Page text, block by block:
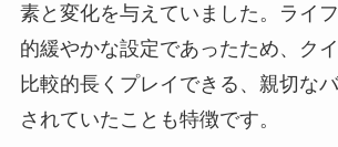
素と変化を与えていました。ライ
的緩やかな設定であったため、ク
比較的長くプレイできる、親切な
されていたことも特徴です。